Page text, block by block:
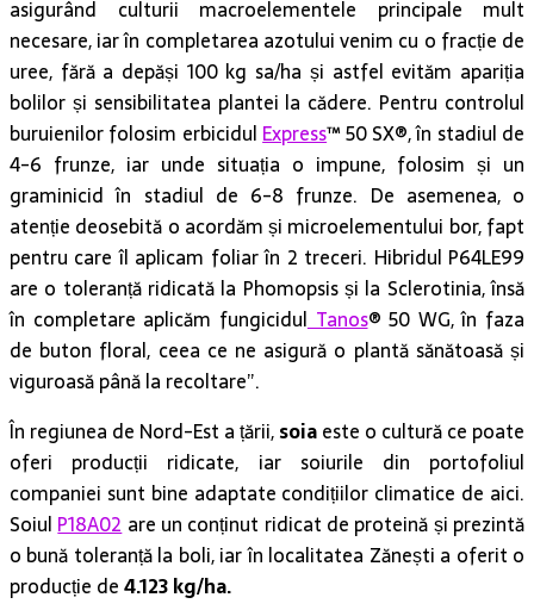
asigurând culturii macroelementele principale mult
necesare, iar în completarea azotului venim cu o fracție de
uree, fără a depăși 100 kg sa/ha și astfel evităm apariția
bolilor și sensibilitatea plantei la cădere. Pentru controlul
buruienilor folosim erbicidulExpress™ 50 SX®, în stadiul de
4-6 frunze, iar unde situația o impune, folosim și un
graminicid în stadiul de 6-8 frunze. De asemenea, o
atenție deosebită o acordăm și microelementului bor, fapt
pentru care îl aplicam foliar în 2 treceri. Hibridul P64LE99
are o toleranță ridicată la Phomopsis și la Sclerotinia, însă
în completare aplicăm fungicidulTanos® 50 WG, în faza
de buton floral, ceea ce ne asigură o plantă sănătoasă și
viguroasă până la recoltare”.
În regiunea de Nord-Est a țării,soiaeste o cultură ce poate
oferi producții ridicate, iar soiurile din portofoliul
companiei sunt bine adaptate condițiilor climatice de aici.
SoiulP18A02are un conținut ridicat de proteină și prezintă
o bună toleranță la boli, iar în localitatea Zănești a oferit o
producție de4.123 kg/ha.